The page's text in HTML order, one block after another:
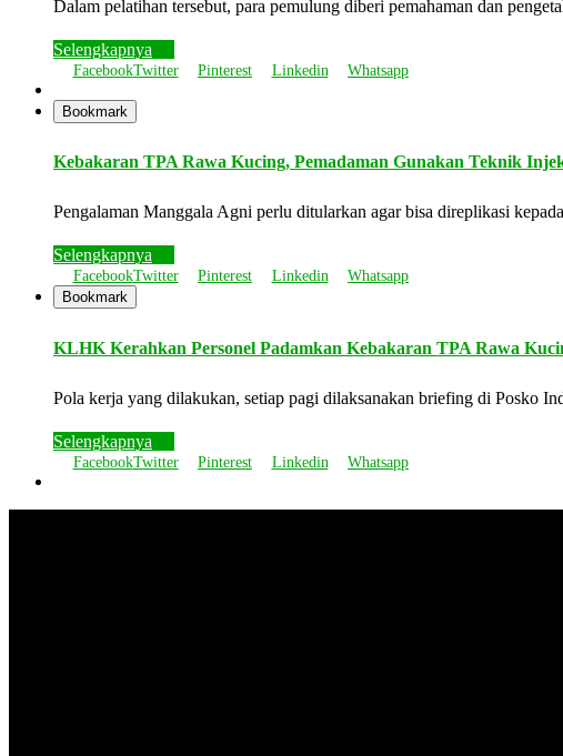
Dalam pelatihan tersebut, para pemulung diberi pemahaman dan
Selengkapnya
FacebookTwitter Pinterest Linkedin Whatsapp
Bookmark
Kebakaran TPA Rawa Kucing, Pemadaman Gunakan Teknik
Pengalaman Manggala Agni perlu ditularkan agar bisa direplikasi
Selengkapnya
FacebookTwitter Pinterest Linkedin
Whatsapp
Bookmark
KLHK Kerahkan Personel Padamkan Kebakaran TPA Rawa
Pola kerja yang dilakukan, setiap pagi dilaksanakan briefing di Posko
Selengkapnya
FacebookTwitter Pinterest Linkedin Whatsapp